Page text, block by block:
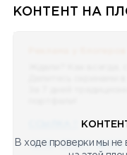
КОНТЕНТ НА
Делитесь скринами
За 7 дней
🔥 75 👍🏻 487 ❤️ 875
В ходе проверки мы не